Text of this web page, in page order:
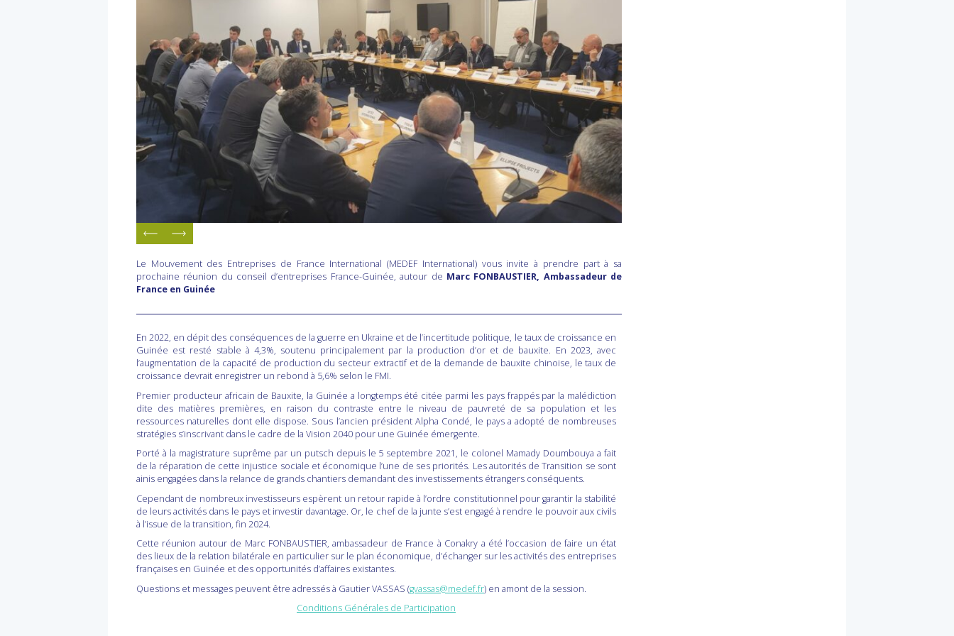
Le Mouvement des Entreprises de France International (MEDEF International) vous invite à prendre part à sa
prochaine réunion du conseil d’entreprises France-Guinée, autour de Marc FONBAUSTIER, Ambassadeur de
France en Guinée
En 2022, en dépit des conséquences de la guerre en Ukraine et de l’incertitude politique, le taux de croissance en
Guinée est resté stable à 4,3%, soutenu principalement par la production d’or et de bauxite. En 2023, avec
l’augmentation de la capacité de production du secteur extractif et de la demande de bauxite chinoise, le taux de
croissance devrait enregistrer un rebond à 5,6% selon le FMI.
Premier producteur africain de Bauxite, la Guinée a longtemps été citée parmi les pays frappés par la malédiction
dite des matières premières, en raison du contraste entre le niveau de pauvreté de sa population et les
ressources naturelles dont elle dispose. Sous l’ancien président Alpha Condé, le pays a adopté de nombreuses
stratégies s’inscrivant dans le cadre de la Vision 2040 pour une Guinée émergente.
Porté à la magistrature suprême par un putsch depuis le 5 septembre 2021, le colonel Mamady Doumbouya a fait
de la réparation de cette injustice sociale et économique l’une de ses priorités. Les autorités de Transition se sont
ainis engagées dans la relance de grands chantiers demandant des investissements étrangers conséquents.
Cependant de nombreux investisseurs espèrent un retour rapide à l’ordre constitutionnel pour garantir la stabilité
de leurs activités dans le pays et investir davantage. Or, le chef de la junte s’est engagé à rendre le pouvoir aux civils
à l’issue de la transition, fin 2024.
Cette réunion autour de Marc FONBAUSTIER, ambassadeur de France à Conakry a été l’occasion de faire un état
des lieux de la relation bilatérale en particulier sur le plan économique, d’échanger sur les activités des entreprises
françaises en Guinée et des opportunités d’affaires existantes.
Questions et messages peuvent être adressés à Gautier VASSAS (gvassas@medef.fr) en amont de la session.
Conditions Générales de Participation